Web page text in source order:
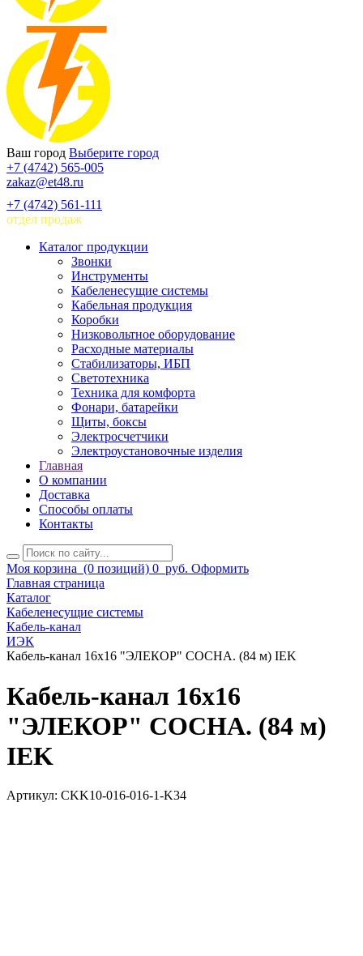
Ваш город Выберите город
+7 (4742) 565-005
zakaz@et48.ru
+7 (4742) 561-111
отдел продаж
Каталог продукции
Звонки
Инструменты
Кабеленесущие системы
Кабельная продукция
Коробки
Низковольтное оборудование
Расходные материалы
Стабилизаторы, ИБП
Светотехника
Техника для комфорта
Фонари, батарейки
Щиты, боксы
Электросчетчики
Электроустановочные изделия
Главная
О компании
Доставка
Способы оплаты
Контакты
Моя корзина (0 позиций) 0 руб. Оформить
Главная страница
Каталог
Кабеленесущие системы
Кабель-канал
ИЭК
Кабель-канал 16х16 "ЭЛЕКОР" СОСНА. (84 м) IEK
Кабель-канал 16х16
"ЭЛЕКОР" СОСНА. (84 м)
IEK
Артикул: CKK10-016-016-1-K34